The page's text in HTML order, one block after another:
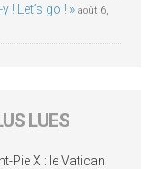
! Let’s go ! » août 6,
LUES
Pie X : le Vatican